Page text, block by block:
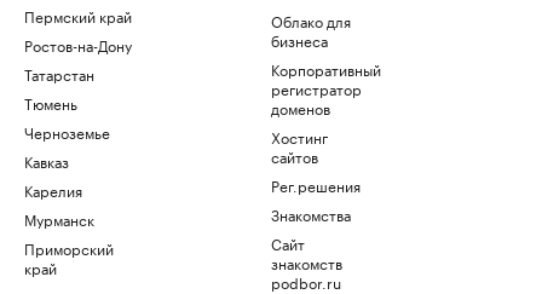
Пермский край
Ростов-на-Дону
Татарстан
Тюмень
Черноземье
Кавказ
Карелия
Мурманск
Приморский
край
Облако для
бизнеса
Корпоративный
регистратор
доменов
Хостинг
сайтов
Рег.решения
Знакомства
Сайт
знакомств
podbor.ru